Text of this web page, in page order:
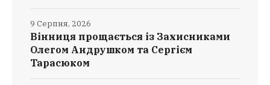
Вінниця прощається із Захисниками
Олегом Андрушком та Сергієм
Тарасюком
9 Серпня, 2026